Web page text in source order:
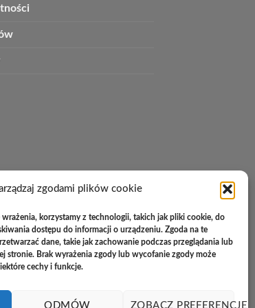
zgodami plików cookie
korzystamy z technologii, takich jak pliki cookie, do
dostępu do informacji o urządzeniu. Zgoda na te
dane, takie jak zachowanie podczas przeglądania lub
stronie. Brak wyrażenia zgody lub wycofanie zgody może
cechy i funkcje.
ODMÓW ZOBACZ PREFERENCJE